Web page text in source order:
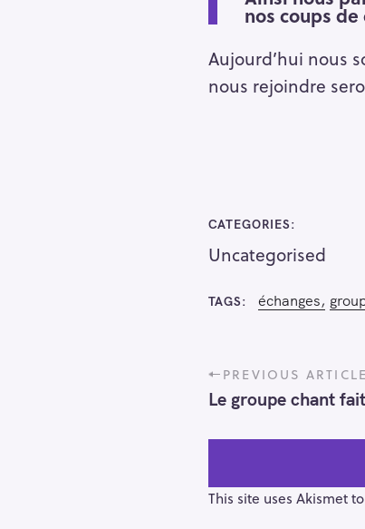
nos coups
Aujourd’hui nous
nous rejoindre
CATEGORIES
Uncategorised
TAGS échanges
P
o
s
t
a
v
PREVIOUS ARTICLE
Le groupe chant
This site uses Akismet